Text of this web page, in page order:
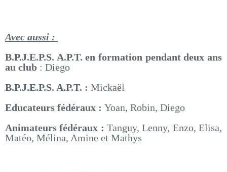
Avec aussi :
B.P.J.E.P.S. A.P.T. en formation pendant deux ans
au club : Diego
B.P.J.E.P.S. A.P.T. : Mickaël
Educateurs fédéraux : Yoan, Robin, Diego
Animateurs fédéraux : Tanguy, Lenny, Enzo, Elisa,
Matéo, Mélina, Amine et Mathys